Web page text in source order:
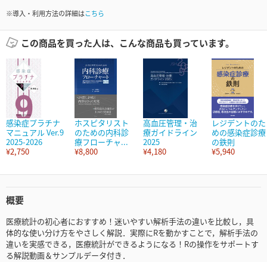
※導入・利用方法の詳細はこちら
この商品を買った人は、こんな商品も買っています。
感染症プラチナ
マニュアル Ver.9
2025-2026
¥2,750
ホスピタリスト
のための内科診
療フローチャ...
¥8,800
高血圧管理・治
療ガイドライン
2025
¥4,180
レジデントのた
めの感染症診療
の鉄則
¥5,940
概要
医療統計の初心者におすすめ！迷いやすい解析手法の違いを比較し，具
体的な使い分け方をやさしく解説．実際にRを動かすことで，解析手法の
違いを実感できる，医療統計ができるようになる！Rの操作をサポートす
る解説動画＆サンプルデータ付き．